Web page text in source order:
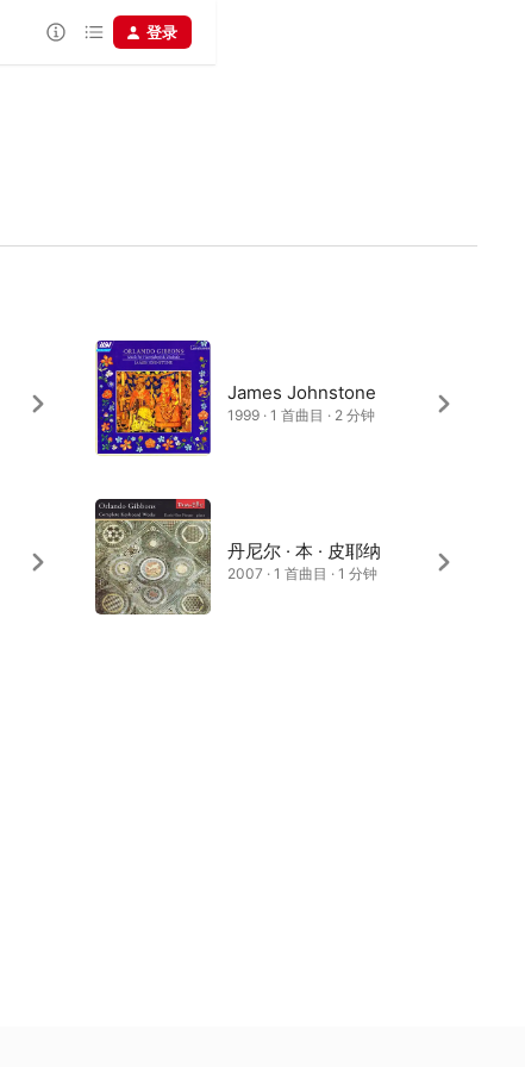
登录
James Johnstone
1999 · 1 首曲目 · 2 分钟
丹尼尔 · 本 · 皮耶纳
2007 · 1 首曲目 · 1 分钟